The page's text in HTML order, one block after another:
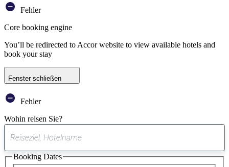
Fehler
Core booking engine
You’ll be redirected to Accor website to view available hotels and
book your stay
Fenster schließen
Fehler
Wohin reisen Sie?
gefundener
Vorschlag
Booking Dates